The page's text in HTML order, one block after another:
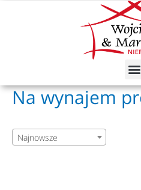
Na wynajem
Najnowsze